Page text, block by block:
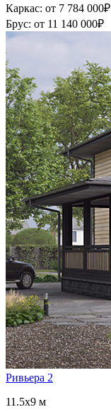
Каркас: от 7 784 000₽
Брус: от 11 140 000₽
Ривьера 2
11.5x9 м